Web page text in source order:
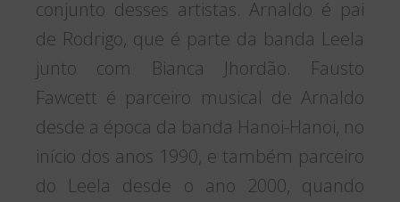
conjunto desses artistas. Arnaldo é pai
de Rodrigo, que é parte da banda Leela
junto com Bianca Jhordão. Fausto
Fawcett é parceiro musical de Arnaldo
desde a época da banda Hanoi-Hanoi, no
início dos anos 1990, e também parceiro
do Leela desde o ano 2000, quando